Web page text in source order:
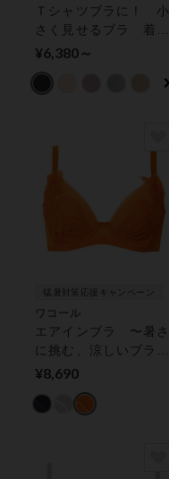
Ｔシャツブラに！ 小
さく見せるブラ 着や
せして見せるシルエッ
¥6,380～
猛暑対策応援キャンペーン
ワコール
エアインブラ 〜暑さ
に挑む、涼しいブラ〜
ワイヤーブラ（３／４
¥8,690